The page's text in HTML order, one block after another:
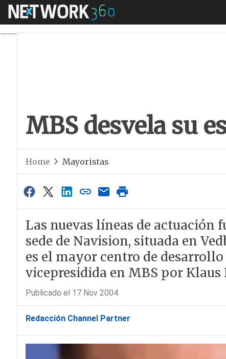
Menú
MBS desvela su
Home Mayoristas
Las nuevas líneas de actuación
sede de Navision, situada en
es el mayor centro de
vicepresidida en MBS por Klaus
Publicado el 17 Nov 2004
Redacción Channel Partner